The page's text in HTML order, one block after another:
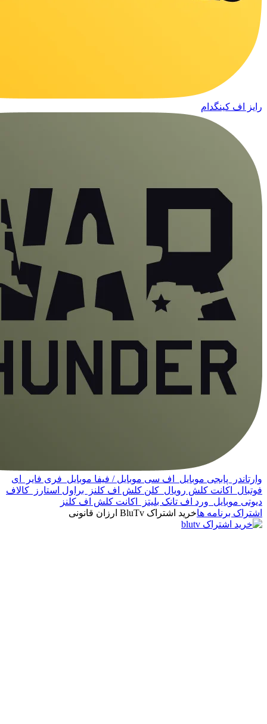
رایز اف کینگدام
وارتاندر پابجی موبایل اف سی موبایل / فیفا موبایل فری فایر
ای
فوتبال
اکانت کلش رویال کلن کلش اف کلنز براول استارز
کالاف
دیوتی موبایل ورد اف تانک بلیتز
اکانت کلش اف کلنز
اشتراک برنامه هاخرید اشتراک BluTv ارزان قانونی